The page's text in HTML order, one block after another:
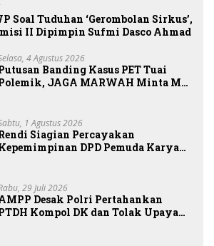
Soal Tuduhan ‘Gerombolan Sirkus’,
II Dipimpin Sufmi Dasco Ahmad
4 Agustus 2026
Banding Kasus PET Tuai
JAGA MARWAH Minta MA
1 Agustus 2026
Siagian Percayakan
DPD Pemuda Karya
29 Juli 2026
Desak Polri Pertahankan
Kompol DK dan Tolak Upaya